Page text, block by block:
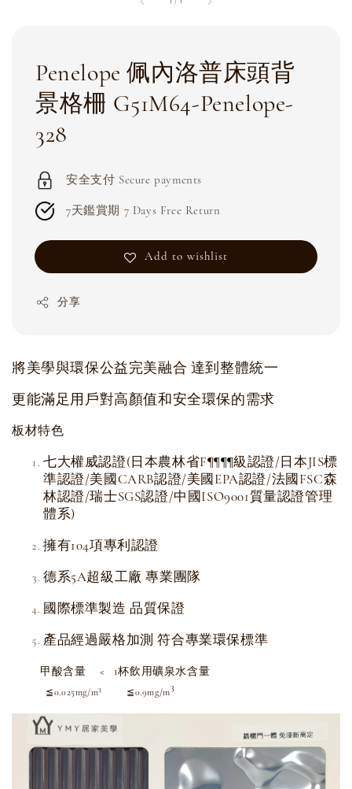
Penelope 佩內洛普床頭背
景格柵 G51M64-Penelope-
328
安全支付 Secure payments
7天鑑賞期 7 Days Free Return
Add to wishlist
分享
將美學與環保公益完美融合 達到整體統一
更能滿足用戶對高顏值和安全環保的需求
板材特色
七大權威認證(日本農林省F¶¶¶¶級認證/日本JIS標
準認證/美國CARB認證/美國EPA認證/法國FSC森
林認證/瑞士SGS認證/中國ISO9001質量認證管理
體系)
擁有104項專利認證
德系5A超級工廠 專業團隊
國際標準製造 品質保證
產品經過嚴格加測 符合專業環保標準
甲酸含量 < 1杯飲用礦泉水含量
≦0.025mg/m3 ≦0.9mg/m3